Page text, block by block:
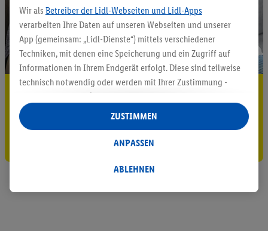
5.95 € Versand sparen³²ᵃ
Jetzt zum Newsletter anmelden
Gutschein sichern!
Wir als Betreiber der Lidl-Webseiten und Lidl-Apps
verarbeiten Ihre Daten auf unseren Webseiten und unserer
App (gemeinsam: „Lidl-Dienste“) mittels verschiedener
Techniken, mit denen eine Speicherung und ein Zugriff auf
Informationen in Ihrem Endgerät erfolgt. Diese sind teilweise
technisch notwendig oder werden mit Ihrer Zustimmung -
auch durch Partner (u.a.
Verantwortliche; im Zusammenhang mit dem IAB TCF
insgesamt
Statistik-Erstellung oder für personalisierte Werbung
Datenverarbeitungen für personalisierte Werbung werden
ABLEHNEN
ANPASSEN
ZUSTIMMEN